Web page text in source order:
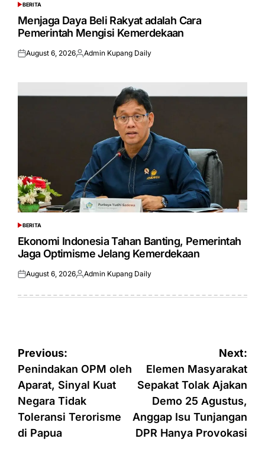
POSTED
IN
BERITA
Menjaga Daya Beli Rakyat adalah Cara
Pemerintah Mengisi Kemerdekaan
Posted
August 6, 2026Posted
Admin Kupang Daily
POSTED
IN
BERITA
Ekonomi Indonesia Tahan Banting, Pemerintah
Jaga Optimisme Jelang Kemerdekaan
Posted
August 6, 2026Posted
Admin Kupang Daily
Post
navigation
Previous:
Penindakan OPM oleh
Aparat, Sinyal Kuat
Negara Tidak
Toleransi Terorisme
di Papua
Next:
Elemen Masyarakat
Sepakat Tolak Ajakan
Demo 25 Agustus,
Anggap Isu Tunjangan
DPR Hanya Provokasi